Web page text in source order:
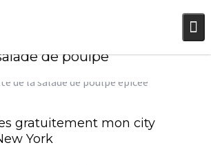
de poulpe
ÉPICÉE
gratuitement mon city
York